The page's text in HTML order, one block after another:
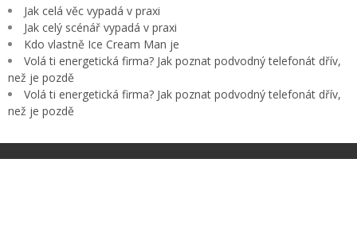
Jak celá věc vypadá v praxi
Jak celý scénář vypadá v praxi
Kdo vlastně Ice Cream Man je
Volá ti energetická firma? Jak poznat podvodný telefonát dřív,
než je pozdě
Volá ti energetická firma? Jak poznat podvodný telefonát dřív,
než je pozdě